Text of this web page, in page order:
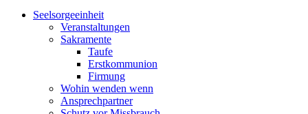
Seelsorgeeinheit
Veranstaltungen
Sakramente
Taufe
Erstkommunion
Firmung
Wohin wenden wenn
Ansprechpartner